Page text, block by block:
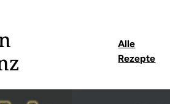
Alle
Rezepte